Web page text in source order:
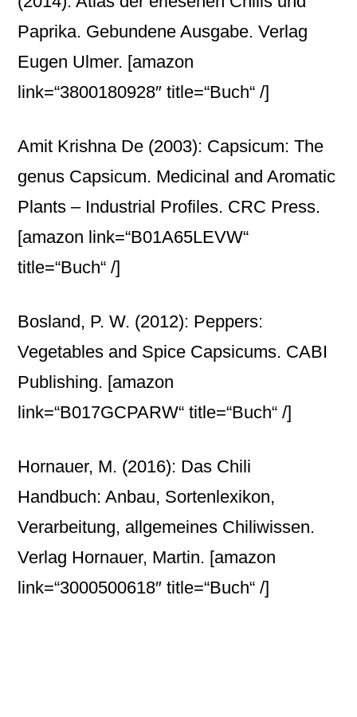
Paprika. Gebundene Ausgabe. Verlag
Eugen Ulmer. [amazon
link=“3800180928″ title=“Buch“ /]
Amit Krishna De (2003): Capsicum: The
genus Capsicum. Medicinal and Aromatic
Plants – Industrial Profiles. CRC Press.
[amazon link=“B01A65LEVW“
title=“Buch“ /]
Bosland, P. W. (2012): Peppers:
Vegetables and Spice Capsicums. CABI
Publishing. [amazon
link=“B017GCPARW“ title=“Buch“ /]
Hornauer, M. (2016): Das Chili
Handbuch: Anbau, Sortenlexikon,
Verarbeitung, allgemeines Chiliwissen.
Verlag Hornauer, Martin. [amazon
link=“3000500618″ title=“Buch“ /]